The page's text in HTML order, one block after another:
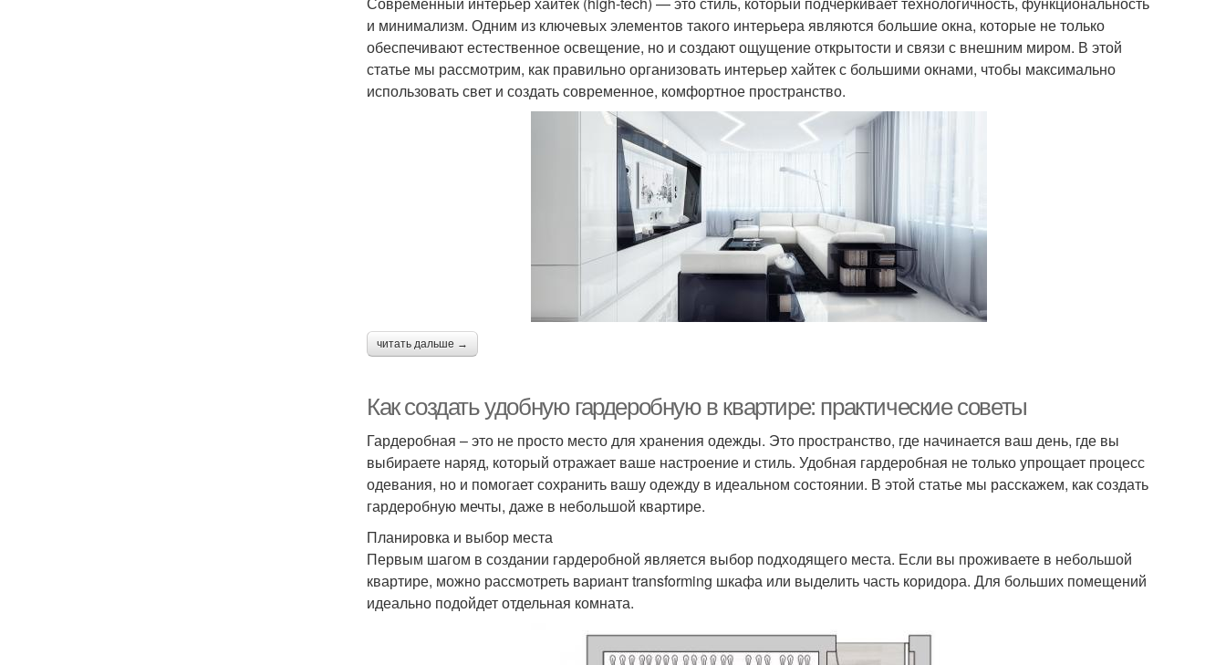
и минимализм. Одним из ключевых элементов такого интерьера являются большие окна, которые не только
обеспечивают естественное освещение, но и создают ощущение открытости и связи с внешним миром. В этой
статье мы рассмотрим, как правильно организовать интерьер хайтек с большими окнами, чтобы максимально
использовать свет и создать современное, комфортное пространство.
читать дальше →
Как создать удобную гардеробную в квартире: практические советы
Гардеробная – это не просто место для хранения одежды. Это пространство, где начинается ваш день, где вы
выбираете наряд, который отражает ваше настроение и стиль. Удобная гардеробная не только упрощает процесс
одевания, но и помогает сохранить вашу одежду в идеальном состоянии. В этой статье мы расскажем, как создать
гардеробную мечты, даже в небольшой квартире.
Планировка и выбор места
Первым шагом в создании гардеробной является выбор подходящего места. Если вы проживаете в небольшой
квартире, можно рассмотреть вариант transforming шкафа или выделить часть коридора. Для больших помещений
идеально подойдет отдельная комната.